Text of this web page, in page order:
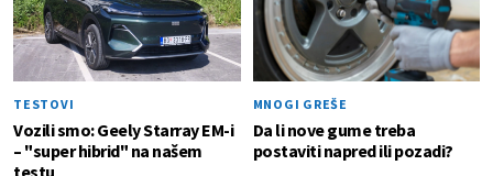
TESTOVI
Vozili smo: Geely Starray EM-i
– "super hibrid" na našem
MNOGI GREŠE
Da li nove gume treba
postaviti napred ili pozadi?